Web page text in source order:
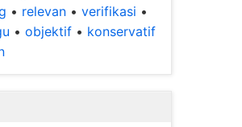
• relevan • verifikasi •
• objektif • konservatif